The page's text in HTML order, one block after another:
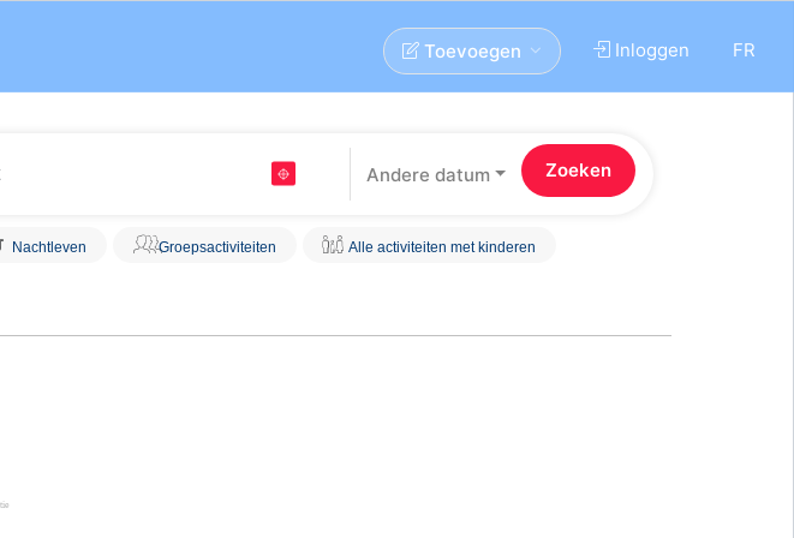
FR
Inloggen
Toevoegen
Andere datum
Nachtleven Groepsactiviteiten Alle activiteiten met kinderen